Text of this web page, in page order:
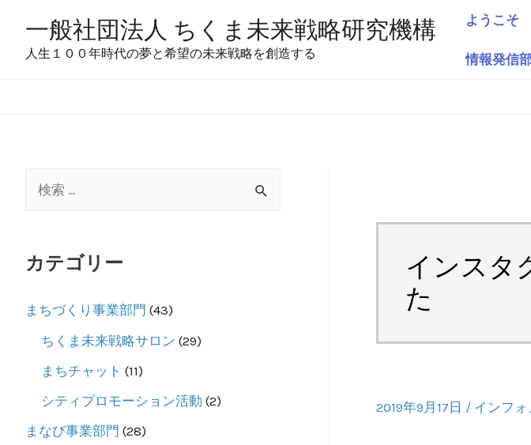
一般社団法人 ちくま未来戦略研究機構
人生１００年時代の夢と希望の未来戦略を創造する
ようこそ
情報発信
象
カテゴリー
まちづくり事業部門 (43)
ちくま未来戦略サロン (29)
まちチャット (11)
シティプロモーション活動 (2)
まなび事業部門 (28)
インスタ
た
2019年9月17日 / インフ